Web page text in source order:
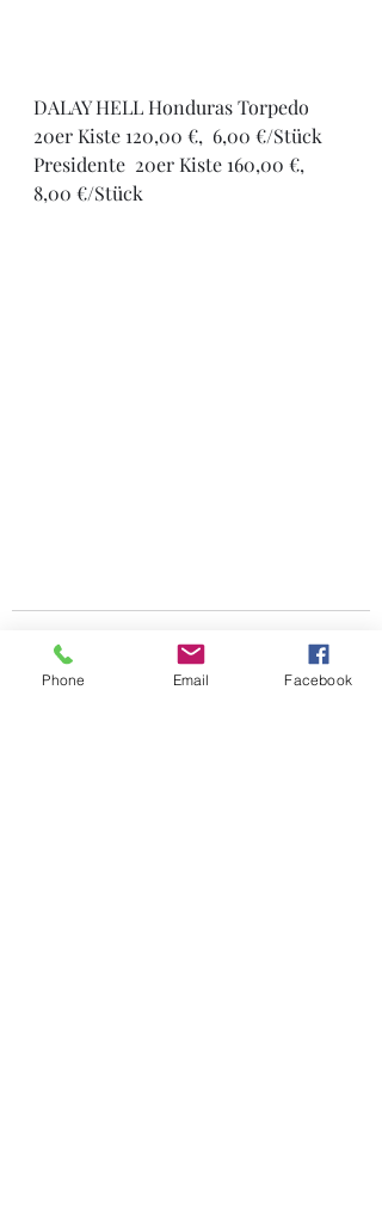
DALAY HELL Honduras Torpedo
20er Kiste 120,00 €,  6,00 €/Stück
Presidente  20er Kiste 160,00 €,
8,00 €/Stück
Phone Email Facebook